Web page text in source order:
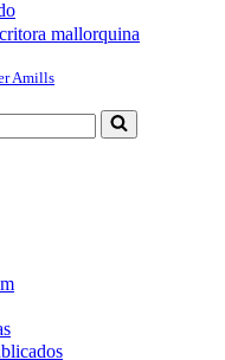
mallorquina
Amills